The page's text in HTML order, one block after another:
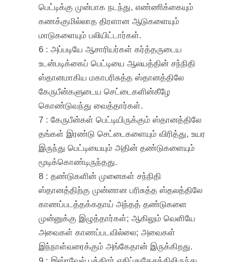
பெட்டிக்கு முன்பாக நடந்து, எண்ணிக்கையும்
கணக்குமில்லாத திரளான ஆடுகளையும்
மாடுகளையும் பலியிட்டார்கள்.
6 : அப்படியே ஆசாரியர்கள் கர்த்தருடைய
உடன்படிக்கைப் பெட்டியை ஆலயத்தின் சந்நிதி
ஸ்தானமாகிய மகாபரிசுத்த ஸ்தானத்திலே
கேருபீன்களுடைய செட்டைகளின்கீழே
கொண்டுவந்து வைத்தார்கள்.
7 : கேருபீன்கள் பெட்டியிருக்கும் ஸ்தானத்திலே
தங்கள் இரண்டு செட்டைகளையும் விரித்து, உயர
இருந்து பெட்டியையும் அதின் தண்டுகளையும்
மூடிக்கொண்டிருந்தது.
8 : தண்டுகளின் முனைகள் சந்நிதி
ஸ்தானத்திற்கு முன்னான பரிசுத்த ஸ்தலத்திலே
காணப்படத்தக்கதாய் அந்தத் தண்டுகளை
முன்னுக்கு இழுத்தார்கள்; ஆகிலும் வெளியே
அவைகள் காணப்படவில்லை; அவைகள்
இந்நாள்வரைக்கும் அங்கேதான் இருக்கிறது.